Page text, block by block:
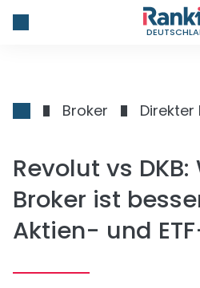
Broker
Revolut vs
Broker ist
Aktien- und